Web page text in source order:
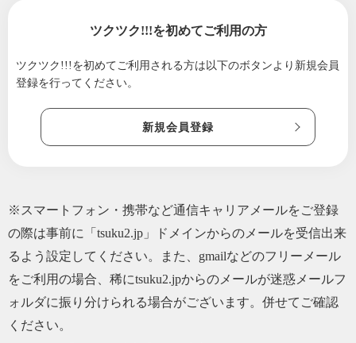
ツクツク!!!を初めてご利用の方
ツクツク!!!を初めてご利用される方は 以下のボタンより新規会員
登録を行ってください。
新規会員登録
※スマートフォン・携帯など通信キャリアメールをご登録
の際は事前に「tsuku2.jp」ドメインからのメールを受信出来
るよう設定してください。また、gmailなどのフリーメール
をご利用の場合、稀にtsuku2.jpからのメールが迷惑メールフ
ォルダに振り分けられる場合がございます。併せてご確認
ください。